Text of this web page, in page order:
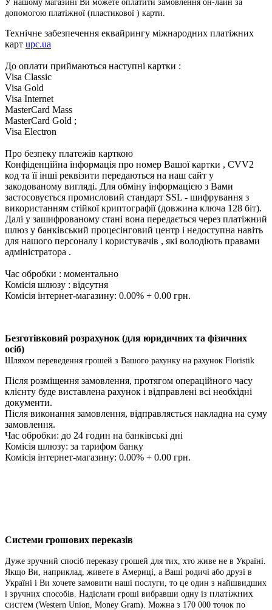
У нашому магазині Ви можете оплатити замовлення он-лайн за
допомогою платіжної (пластикової ) карти.
Технічне забезпечення еквайрингу міжнародних платіжних
карт upc.ua
До оплати приймаються наступні картки :
Visa Classic
Visa Gold
Visa Internet
MasterCard Mass
MasterCard Gold ;
Visa Electron
Про безпеку платежів карткою
Конфіденційна інформація про номер Вашої картки , CVV2
код та її інші реквізити передаються на наш сайт у
закодованому вигляді. Для обміну інформацією з Вами
застосовується промисловий стандарт SSL - шифрування з
використанням стійкої криптографії (довжина ключа 128 біт).
Далі у зашифрованому стані вона передається через платіжний
шлюз у банківський процесінговий центр і недоступна навіть
для нашого персоналу і користувачів , які володіють правами
адміністратора .
Час обробки : моментально
Комісія шлюзу : відсутня
Комісія інтернет-магазину: 0.00% + 0.00 грн.
Безготівковий розрахунок (для юридичних та фізичних
осіб)
Шляхом переведення грошей з Вашого рахунку на рахунок Floristik
Після розміщення замовлення, протягом операційного часу
клієнту буде виставлена ​​рахунок і відправлені всі необхідні
документи.
Після виконання замовлення, відправляється накладна на суму
замовлення.
Час обробки: до 24 годин на банківські дні
Комісія шлюзу: за тарифом банку
Комісія інтернет-магазину: 0.00% + 0.00 грн.
Системи грошових переказів
Дуже зручний спосіб переказу грошей для тих, хто живе не в Україні.
Якщо Ви, наприклад, живете в Америці, а Ваші родичі або друзі в
Україні і Ви хочете замовити наші послуги, то це один з найшвидших
і зручних способів. Надіслати гроші вибравши одну із платіжних
систем (Western Union, Money Gram). Можна з 170 000 точок по